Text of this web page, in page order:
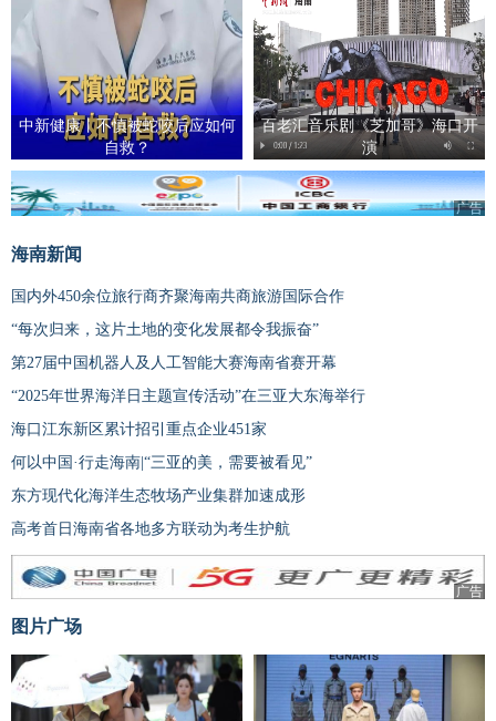
中新健康丨不慎被蛇咬后应如何
自救？
百老汇音乐剧《芝加哥》海口开
演
广告
海南新闻
国内外450余位旅行商齐聚海南共商旅游国际合作
“每次归来，这片土地的变化发展都令我振奋”
第27届中国机器人及人工智能大赛海南省赛开幕
“2025年世界海洋日主题宣传活动”在三亚大东海举行
海口江东新区累计招引重点企业451家
何以中国·行走海南|“三亚的美，需要被看见”
东方现代化海洋生态牧场产业集群加速成形
高考首日海南省各地多方联动为考生护航
广告
图片广场